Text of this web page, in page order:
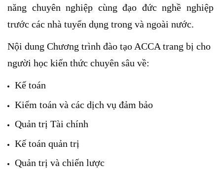
năng chuyên nghiệp cùng đạo đức nghề nghiệp
trước các nhà tuyển dụng trong và ngoài nước.
Nội dung Chương trình đào tạo ACCA trang bị cho
người học kiến thức chuyên sâu về:
Kế toán
Kiểm toán và các dịch vụ đảm bảo
Quản trị Tài chính
Kế toán quản trị
Quản trị và chiến lược